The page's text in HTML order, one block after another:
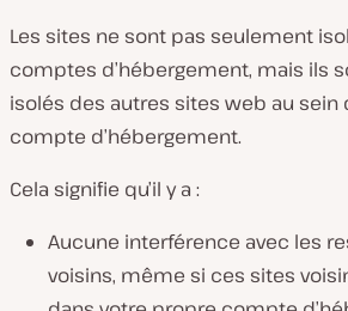
Les sites ne sont pas seulement
comptes d’hébergement, mais ils
isolés des autres sites web au sein
compte d’hébergement.
Cela signifie qu’il y a :
Aucune interférence avec les
voisins, même si ces sites